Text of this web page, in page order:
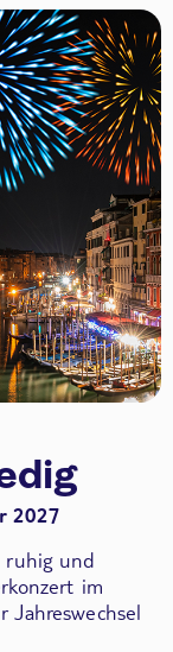
2027
ruhig und
im
Jahreswechsel